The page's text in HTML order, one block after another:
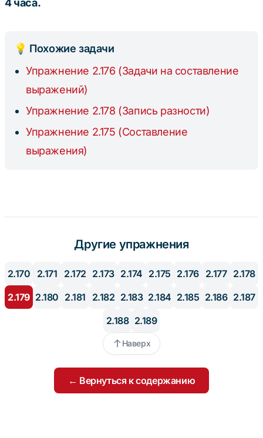
4 часа.
💡 Похожие задачи
Упражнение 2.176 (Задачи на составление
выражений)
Упражнение 2.178 (Запись разности)
Упражнение 2.175 (Составление
выражения)
Другие упражнения
2.170 2.171 2.172 2.173 2.174 2.175 2.176 2.177 2.178
2.179 2.180 2.181 2.182 2.183 2.184 2.185 2.186 2.187
2.188 2.189
Наверх
← Вернуться к содержанию